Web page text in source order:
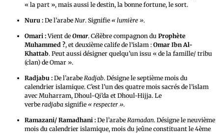
« la part », mais aussi le destin, la bonne fortune, le sort.
Nuru : De l’arabe Nur. Signifie « lumière ».
Omari :Vient de Omar. Célèbre compagnon du Prophète
Muhammed ?, et deuxième calife de l’islam : Omar Ibn Al-
Khattab. Peut aussi désigner quelqu’un issu « de la famille/ tribu
(clan) de Omar ».
Radjabu : De l’arabe Radjab. Désigne le septième mois du
calendrier islamique. C’est l’un des quatre mois sacrés de l’islam
avec Muharram, Dhoul-Qi’da et Dhoul-Hijja. Le
verbe radjaba signifie « respecter ».
Ramazani/ Ramadhani : De l’arabe Ramadan. Désigne le neuvième
mois du calendrier islamique, mois du jeûne constituant le 4ème